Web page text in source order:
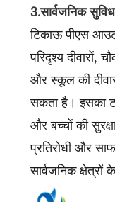
3.सार्वजनिक
टिकाऊ पीएस
परिदृश्य दीवारों,
और स्कूल की
सकता है। इसका
और बच्चों की
प्रतिरोधी और
सार्वजनिक